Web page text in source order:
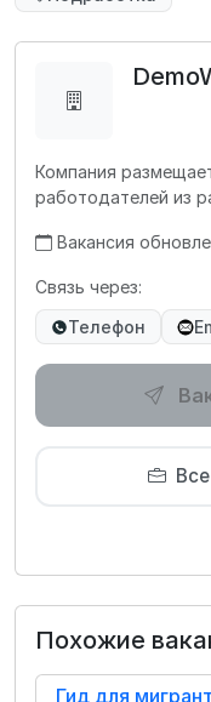
Компания
работодателей из
Вакансия
Связь через:
Телефон
Похожие
Гид для